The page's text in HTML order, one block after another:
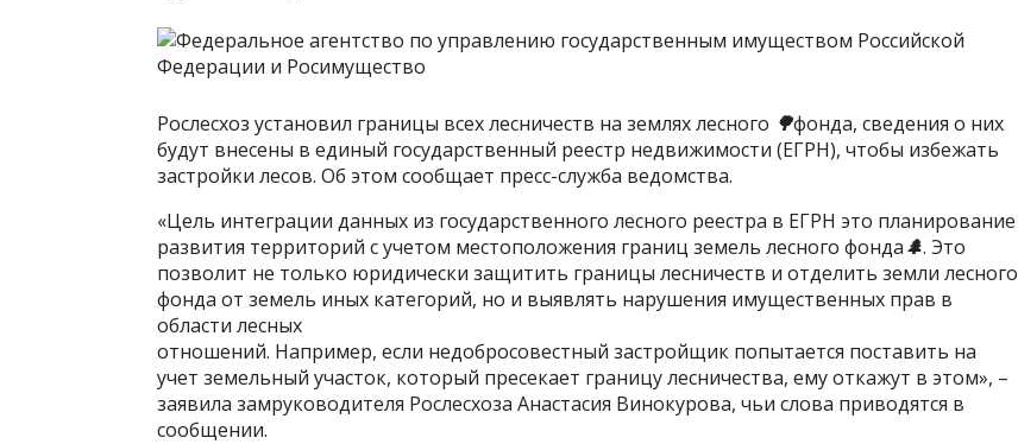
Рослесхоз установил границы всех лесничеств на землях лесного 🌳фонда, сведения о них
будут внесены в единый государственный реестр недвижимости (ЕГРН), чтобы избежать
застройки лесов. Об этом сообщает пресс-служба ведомства.
«Цель интеграции данных из государственного лесного реестра в ЕГРН это планирование
развития территорий с учетом местоположения границ земель лесного фонда🌲. Это
позволит не только юридически защитить границы лесничеств и отделить земли лесного
фонда от земель иных категорий, но и выявлять нарушения имущественных прав в
области лесных
отношений. Например, если недобросовестный застройщик попытается поставить на
учет земельный участок, который пресекает границу лесничества, ему откажут в этом», –
заявила замруководителя Рослесхоза Анастасия Винокурова, чьи слова приводятся в
сообщении.